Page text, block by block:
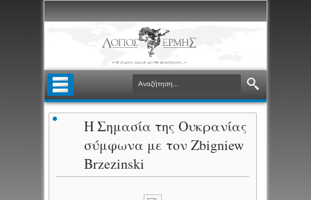
Η Σημασία της Ουκρανίας
σύμφωνα με τον Zbigniew
Brzezinski